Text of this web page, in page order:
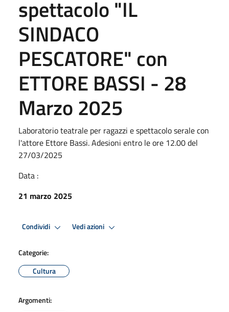
spettacolo "IL
SINDACO
PESCATORE" con
ETTORE BASSI - 28
Marzo 2025
Laboratorio teatrale per ragazzi e spettacolo serale con
l'attore Ettore Bassi. Adesioni entro le ore 12.00 del
27/03/2025
Data :
21 marzo 2025
Condividi Vedi azioni
Categorie:
Cultura
Argomenti: